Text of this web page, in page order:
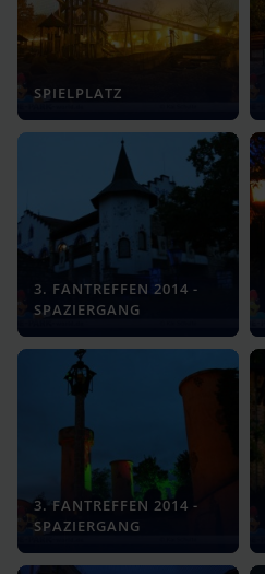
SPIELPLATZ
3. FANTREFFEN 2014 -
SPAZIERGANG
3. FANTREFFEN 2014 -
SPAZIERGANG